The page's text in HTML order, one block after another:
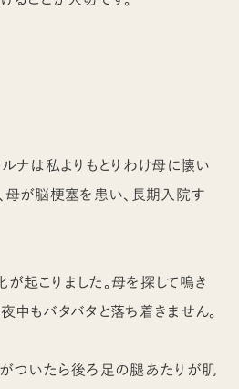
ルナは私よりもとりわけ母に懐い
母が脳梗塞を患い、長期入院す
起こりました。母を探して鳴き
中もバタバタと落ち着きません。
がついたら後ろ足の腿あたりが肌